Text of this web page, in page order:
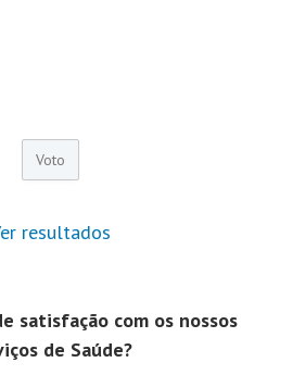
resultados
satisfação com os nossos
de Saúde?